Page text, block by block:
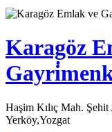
Karagöz
Haşim Kılıç Mah.
Yerköy,Yozgat